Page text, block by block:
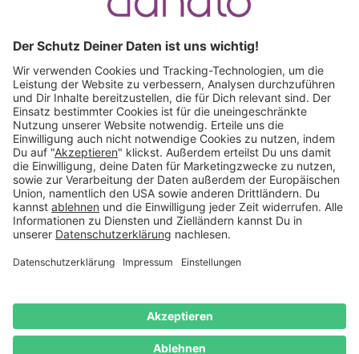
+49 (0) 511 51 56 0300
schreib uns eineE-Mail
Käuferschutz inklusive Kauf auf Rechnung
Mitglied im:
Deutschland
Datenschutz Widerrufsrecht
widerrufen